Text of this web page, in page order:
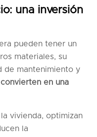
una inversión
pueden tener un
materiales, su
de mantenimiento y
convierten en una
vivienda, optimizan
la